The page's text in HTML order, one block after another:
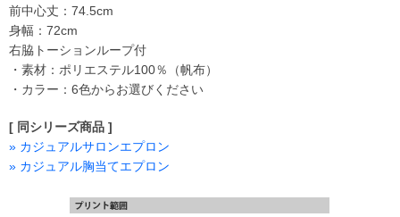
前中心丈：74.5cm
身幅：72cm
右脇トーションループ付
・素材：ポリエステル100％（帆布）
・カラー：6色からお選びください
[ 同シリーズ商品 ]
» カジュアルサロンエプロン
» カジュアル胸当てエプロン